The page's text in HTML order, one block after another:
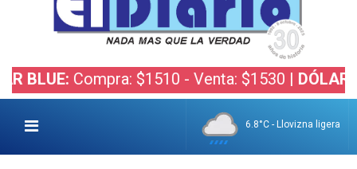
Compra: $1510 - Venta: $1530 | DÓLAR BOLSA:
6.8°C - Llovizna ligera